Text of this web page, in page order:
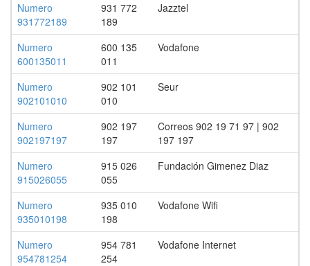
Numero
931772189
931 772
189
Jazztel
Numero
600135011
600 135
011
Vodafone
Numero
902101010
902 101
010
Seur
Numero
902197197
902 197
197
Correos 902 19 71 97 | 902
197 197
Numero
915026055
915 026
055
Fundación Gimenez Diaz
Numero
935010198
935 010
198
Vodafone Wifi
Numero
954781254
954 781
254
Vodafone Internet